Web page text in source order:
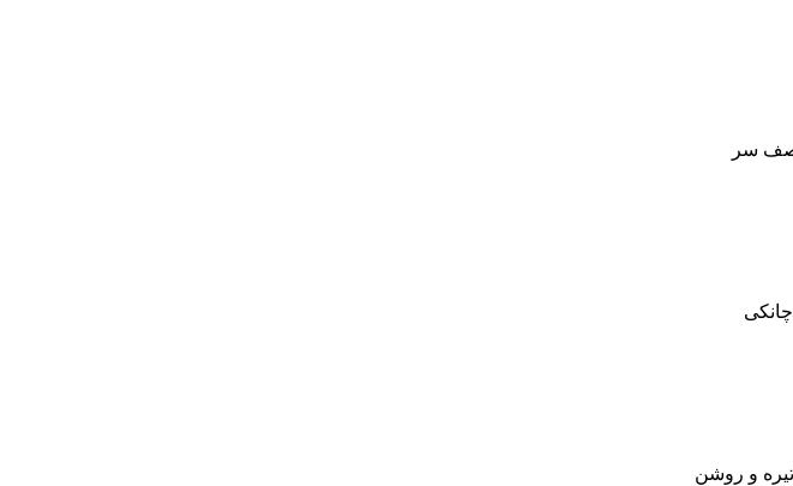
سر
و روشن